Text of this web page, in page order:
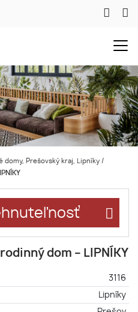
domy, Prešovský kraj, Lipníky /
dom – LIPNÍKY
3116
Lipníky